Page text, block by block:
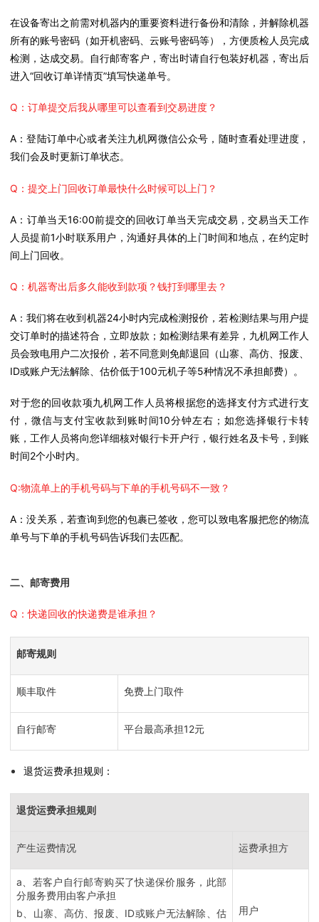
在设备寄出之前需对机器内的重要资料进行备份和清除，并解除机器
所有的账号密码（如开机密码、云账号密码等），方便质检人员完成
检测，达成交易。自行邮寄客户，寄出时请自行包装好机器，寄出后
进入“回收订单详情页”填写快递单号。
Q：订单提交后我从哪里可以查看到交易进度？
A：登陆订单中心或者关注九机网微信公众号，随时查看处理进度，
我们会及时更新订单状态。
Q：提交上门回收订单最快什么时候可以上门？
A：订单当天16:00前提交的回收订单当天完成交易，交易当天工作
人员提前1小时联系用户，沟通好具体的上门时间和地点，在约定时
间上门回收。
Q：机器寄出后多久能收到款项？钱打到哪里去？
A：我们将在收到机器24小时内完成检测报价，若检测结果与用户提
交订单时的描述符合，立即放款；如检测结果有差异，九机网工作人
员会致电用户二次报价，若不同意则免邮退回（山寨、高仿、报废、
ID或账户无法解除、估价低于100元机子等5种情况不承担邮费）。
对于您的回收款项九机网工作人员将根据您的选择支付方式进行支
付，微信与支付宝收款到账时间10分钟左右；如您选择银行卡转
账，工作人员将向您详细核对银行卡开户行，银行姓名及卡号，到账
时间2个小时内。
Q:物流单上的手机号码与下单的手机号码不一致？
A：没关系，若查询到您的包裹已签收，您可以致电客服把您的物流
单号与下单的手机号码告诉我们去匹配。
二、邮寄费用
Q：快递回收的快递费是谁承担？
邮寄规则
顺丰取件 免费上门取件
自行邮寄 平台最高承担12元
退货运费承担规则：
退货运费承担规则
产生运费情况 运费承担方
a、若客户自行邮寄购买了快递保价服务，此部
分服务费用由客户承担
b、山寨、高仿、报废、ID或账户无法解除、估
用户